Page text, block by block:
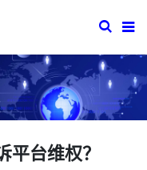
平台维权？